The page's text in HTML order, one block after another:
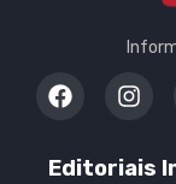
Editoriais